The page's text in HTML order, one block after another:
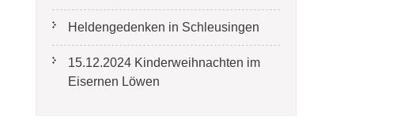
Heldengedenken in Schleusingen
15.12.2024 Kinderweihnachten im
Eisernen Löwen